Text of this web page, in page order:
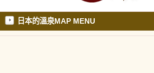
日本的溫泉MAP MENU